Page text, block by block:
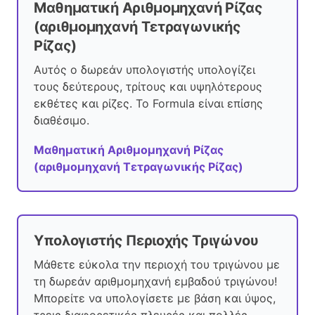
Μαθηματική Αριθμομηχανή Ρίζας
(αριθμομηχανή Τετραγωνικής
Ρίζας)
Αυτός ο δωρεάν υπολογιστής υπολογίζει
τους δεύτερους, τρίτους και υψηλότερους
εκθέτες και ρίζες. Το Formula είναι επίσης
διαθέσιμο.
Μαθηματική Αριθμομηχανή Ρίζας
(αριθμομηχανή Τετραγωνικής Ρίζας)
Υπολογιστής Περιοχής Τριγώνου
Μάθετε εύκολα την περιοχή του τριγώνου με
τη δωρεάν αριθμομηχανή εμβαδού τριγώνου!
Μπορείτε να υπολογίσετε με βάση και ύψος,